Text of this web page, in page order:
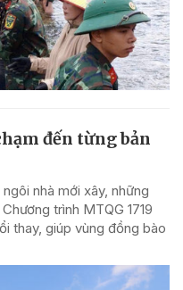
đến từng bản
nhà mới xây, những
trình MTQG 1719
thay, giúp vùng đồng bào